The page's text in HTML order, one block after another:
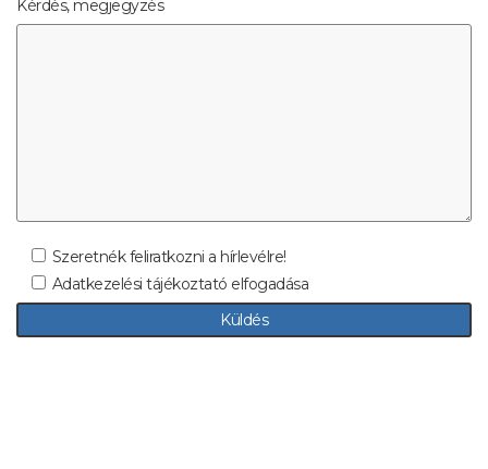
Kérdés, megjegyzés
Szeretnék feliratkozni a hírlevélre!
Adatkezelési tájékoztató elfogadása